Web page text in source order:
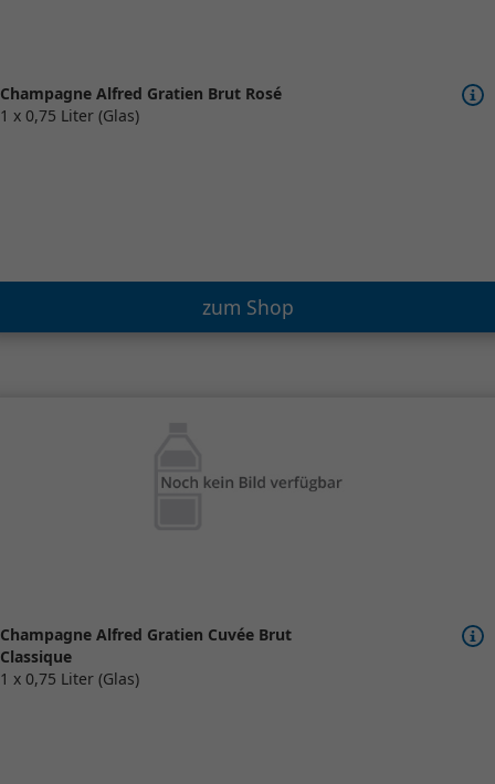
Champagne Alfred Gratien Brut Rosé
1 x 0,75 Liter (Glas)
zum Shop
Champagne Alfred Gratien Cuvée Brut
Classique
1 x 0,75 Liter (Glas)